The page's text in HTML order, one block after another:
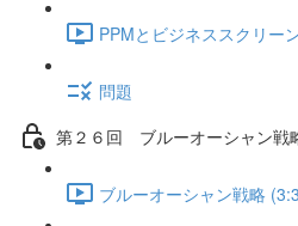
PPMとビジネススクリー
問題
第２６回 ブルーオーシャン戦
ブルーオーシャン戦略